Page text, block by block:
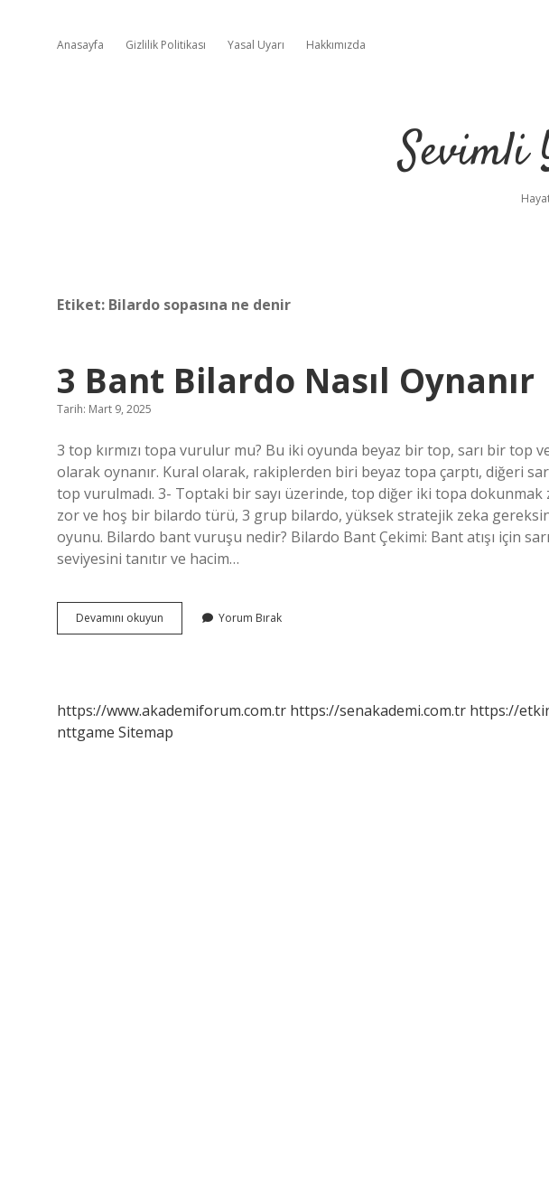
Anasayfa Gizlilik Politikası Yasal Uyarı Hakkımızda
Sevimli
Etiket: Bilardo sopasına ne denir
3 Bant Bilardo Nasıl Oynanır
Tarih: Mart 9, 2025
3 top kırmızı topa vurulur mu? Bu iki oyunda beyaz bir top, sarı bir top
olarak oynanır. Kural olarak, rakiplerden biri beyaz topa çarptı, diğeri
top vurulmadı. 3- Toptaki bir sayı üzerinde, top diğer iki topa dokunmak
zor ve hoş bir bilardo türü, 3 grup bilardo, yüksek stratejik zeka
oyunu. Bilardo bant vuruşu nedir? Bilardo Bant Çekimi: Bant atışı için
seviyesini tanıtır ve hacim…
Devamını okuyun
Bant
Yorum Bırak
https://www.akademiforum.com.tr https://senakademi.com.tr https://
nttgame Sitemap